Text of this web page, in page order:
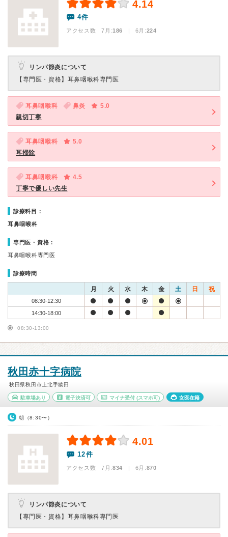
4.14
4件
アクセス数 7月:186 | 6月:224
リンパ節炎について
【専門医・資格】 耳鼻咽喉科専門医
耳鼻咽喉科 鼻炎
5.0
親切丁寧
耳鼻咽喉科
5.0
耳掃除
耳鼻咽喉科
4.5
丁寧で優しい先生
診療科目：
耳鼻咽喉科
専門医・資格：
耳鼻咽喉科専門医
診療時間
月 火 水 木 金 土 日 祝
08:30-12:30
14:30-18:00
08:30-13:00
秋田赤十字病院
秋田県秋田市上北手猿田
駐車場あり 電子決済可 マイナ受付 (スマホ可) 女医在籍
朝（8:30〜）
4.01
12件
アクセス数 7月:834 | 6月:870
リンパ節炎について
【専門医・資格】 耳鼻咽喉科専門医